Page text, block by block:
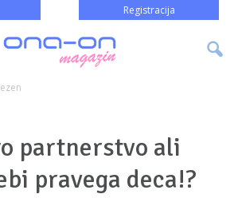
Registracija
partnerstvo ali
pravega deca!?